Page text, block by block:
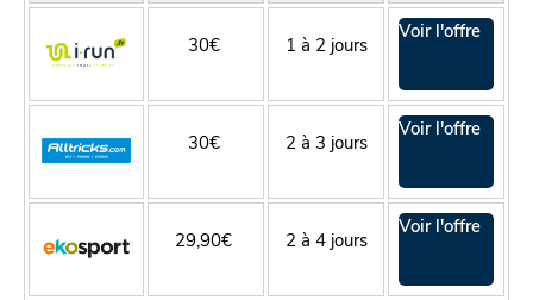
30€ 1 à 2 jours
Voir l'offre
30€ 2 à 3 jours
Voir l'offre
29,90€ 2 à 4 jours
Voir l'offre